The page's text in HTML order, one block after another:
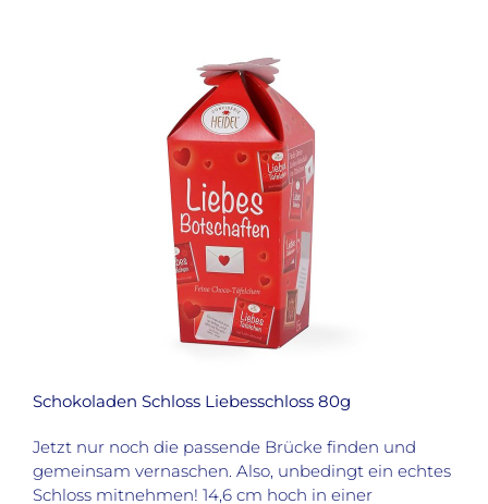
Schokoladen Schloss Liebesschloss 80g
Jetzt nur noch die passende Brücke finden und
gemeinsam vernaschen. Also, unbedingt ein echtes
Schloss mitnehmen! 14,6 cm hoch in einer